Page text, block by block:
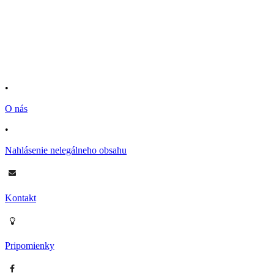
•
O nás
•
Nahlásenie nelegálneho obsahu
Kontakt
Pripomienky